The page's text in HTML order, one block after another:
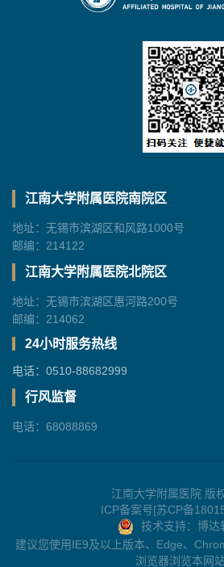
江南大学附属医院南院区
地址：无锡市滨湖区和风路1000号
邮编：214122
江南大学附属医院北院区
地址：无锡市滨湖区惠河路200号
邮编：214062
24小时服务热线
电话：0510-88682999
行风监督
电话：68088869
江南大学附属医院 版
ICP备案号[苏CP备
技术支持：博达
建议您使用IE9及以上版本、Edge、
浏览器浏览本网